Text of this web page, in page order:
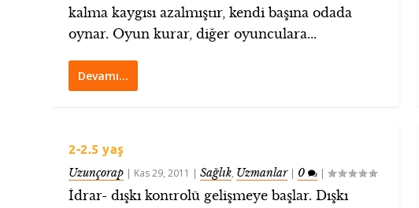
kalma kaygısı azalmıştır, kendi başına odada
oynar. Oyun kurar, diğer oyunculara...
Devamı…
2-2.5 yaş
Uzunçorap | Kas 29, 2011 |Sağlık, Uzmanlar| 0 |
İdrar- dışkı kontrolü gelişmeye başlar. Dışkı